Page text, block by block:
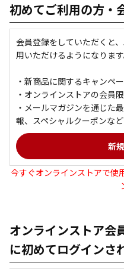
初めてご利用の方・
会員登録をしていただくと
用いただけるようになります
・新商品に関するキャンペ
・オンラインストアの会員
・メールマガジンを通じた
報、スペシャルクーポンな
今すぐオンラインストアで使
オンラインストア会
に初めてログインさ